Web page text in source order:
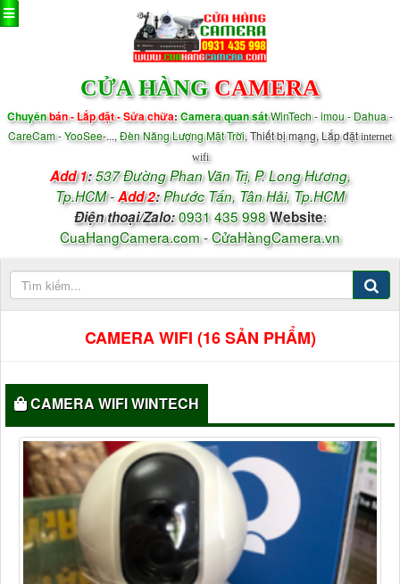
CỬA HÀNG CAMERA
Chuyênbán - Lắp đặt - Sửa chữa:Camera quan sátWinTech-imou - Dahua-
CareCam-YooSee-..., Đèn Năng Lượng Mặt Trời, Thiết bị mạng, Lắp đặtinternet
wifi
Add 1: 537 Đường Phan Văn Trị, P. Long Hương,
Tp.HCM-Add 2:Phước Tấn, Tân Hải, Tp.HCM
Điện thoại/Zalo: 0931 435 998 Website:
CuaHangCamera.com-CửaHàngCamera.vn
CAMERA WIFI (16 SẢN PHẨM)
CAMERA WIFI WINTECH